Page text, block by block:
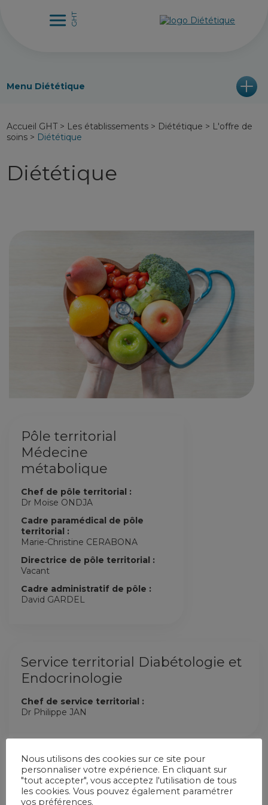
Menu Diététique
Accueil GHT > Les établissements > Diététique > L'offre de
soins > Diététique
Diététique
Pôle territorial
Médecine
métabolique
Chef de pôle territorial :
Dr Moïse ONDJA
Cadre paramédical de pôle
territorial :
Marie-Christine CERABONA
Directrice de pôle territorial :
Vacant
Cadre administratif de pôle :
David GARDEL
Service territorial Diabétologie et
Endocrinologie
Chef de service territorial :
Dr Philippe JAN
Le service de diététique assure le traitement diététique et
Nous utilisons des cookies sur ce site pour
personnaliser votre expérience. En cliquant sur
"tout accepter", vous acceptez l'utilisation de tous
les cookies. Vous pouvez également paramétrer
vos préférences.